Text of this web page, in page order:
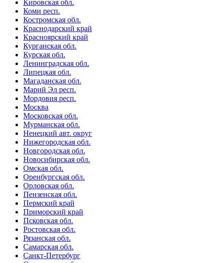
Кировская обл.
Коми респ.
Костромская обл.
Краснодарский край
Красноярский край
Курганская обл.
Курская обл.
Ленинградская обл.
Липецкая обл.
Магаданская обл.
Марий Эл респ.
Мордовия респ.
Москва
Московская обл.
Мурманская обл.
Ненецкий авт. округ
Нижегородская обл.
Новгородская обл.
Новосибирская обл.
Омская обл.
Оренбургская обл.
Орловская обл.
Пензенская обл.
Пермский край
Приморский край
Псковская обл.
Ростовская обл.
Рязанская обл.
Самарская обл.
Санкт-Петербург